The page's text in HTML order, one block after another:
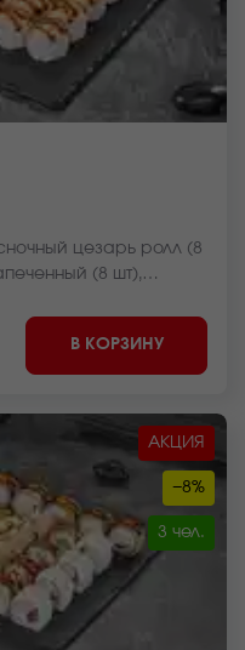
цезарь ролл (8
(8 шт),
В КОРЗИНУ
АКЦИЯ
−8%
3 чел.